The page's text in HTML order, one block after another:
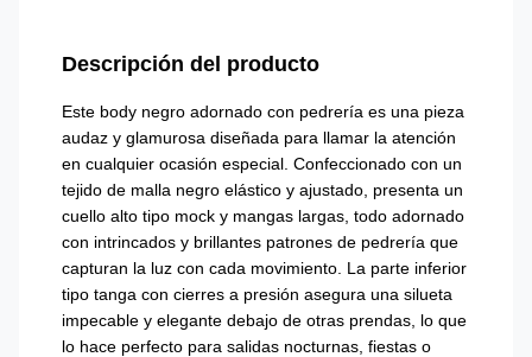
Descripción del producto
Este body negro adornado con pedrería es una pieza
audaz y glamurosa diseñada para llamar la atención
en cualquier ocasión especial. Confeccionado con un
tejido de malla negro elástico y ajustado, presenta un
cuello alto tipo mock y mangas largas, todo adornado
con intrincados y brillantes patrones de pedrería que
capturan la luz con cada movimiento. La parte inferior
tipo tanga con cierres a presión asegura una silueta
impecable y elegante debajo de otras prendas, lo que
lo hace perfecto para salidas nocturnas, fiestas o